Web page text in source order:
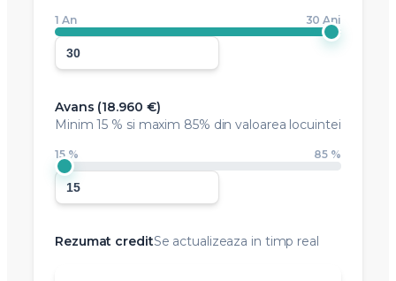
1 An 30 Ani
Avans (18.960 €)
Minim15 % si maxim 85% din valoarea locuintei
15 % 85 %
Rezumat creditSe actualizeaza in timp real